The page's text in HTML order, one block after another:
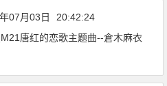
07月03日
20:42:24
唐红的恋歌主题曲--倉木麻衣